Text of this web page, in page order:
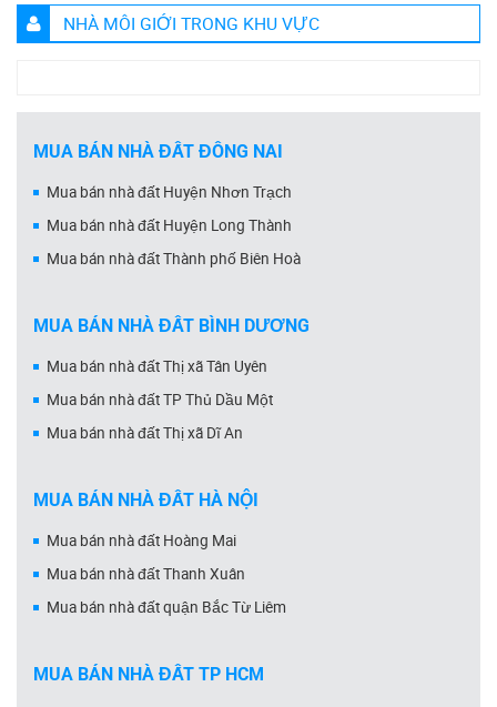
NHÀ MÔI GIỚI TRONG KHU VỰC
MUA BÁN NHÀ ĐẤT ĐỒNG NAI
Mua bán nhà đất Huyện Nhơn Trạch
Mua bán nhà đất Huyện Long Thành
Mua bán nhà đất Thành phố Biên Hoà
MUA BÁN NHÀ ĐẤT BÌNH DƯƠNG
Mua bán nhà đất Thị xã Tân Uyên
Mua bán nhà đất TP Thủ Dầu Một
Mua bán nhà đất Thị xã Dĩ An
MUA BÁN NHÀ ĐẤT HÀ NỘI
Mua bán nhà đất Hoàng Mai
Mua bán nhà đất Thanh Xuân
Mua bán nhà đất quận Bắc Từ Liêm
MUA BÁN NHÀ ĐẤT TP HCM